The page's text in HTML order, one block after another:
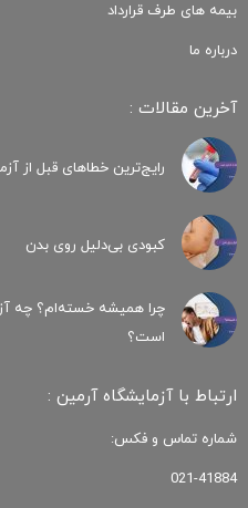
بیمه های طرف قرارداد
درباره ما
آخرین مقالات :
رایج‌ترین خطاهای قبل از
کبودی‌ بی‌دلیل روی بدن
چرا همیشه خسته‌ام؟ چه
است؟
ارتباط با آزمایشگاه آرمین :
شماره تماس و فکس:
021-41884